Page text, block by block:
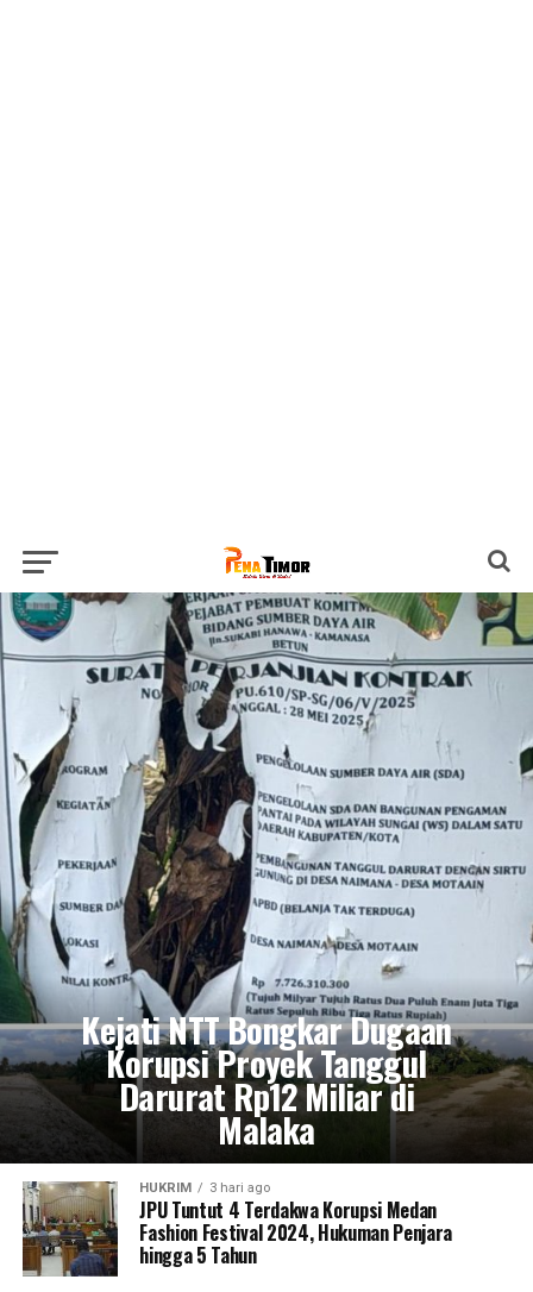
Kejati NTT Bongkar Dugaan
Korupsi Proyek Tanggul
Darurat Rp12 Miliar di
Malaka
HUKRIM 3 hari ago
JPU Tuntut 4 Terdakwa Korupsi Medan
Fashion Festival 2024, Hukuman Penjara
hingga 5 Tahun